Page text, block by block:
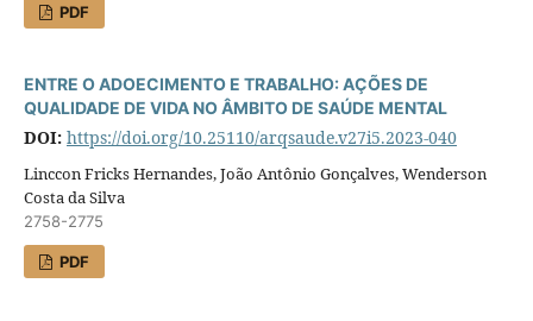
PDF
ENTRE O ADOECIMENTO E TRABALHO: AÇÕES DE
QUALIDADE DE VIDA NO ÂMBITO DE SAÚDE MENTAL
DOI: https://doi.org/10.25110/arqsaude.v27i5.2023-040
Linccon Fricks Hernandes, João Antônio Gonçalves, Wenderson
Costa da Silva
2758-2775
PDF